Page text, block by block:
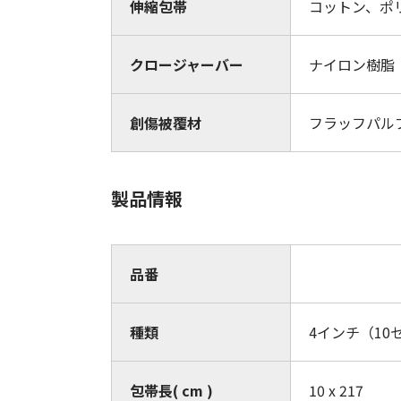
伸縮包帯 コットン、
クロージャーバー ナイロン樹脂
創傷被覆材 フラッフパル
製品情報
品番
種類 4インチ（10
包帯長( cm ) 10 x 217